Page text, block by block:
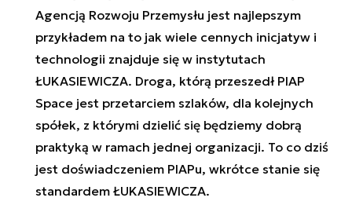
Agencją Rozwoju Przemysłu jest najlepszym
przykładem na to jak wiele cennych inicjatyw i
technologii znajduje się w instytutach
ŁUKASIEWICZA. Droga, którą przeszedł PIAP
Space jest przetarciem szlaków, dla kolejnych
spółek, z którymi dzielić się będziemy dobrą
praktyką w ramach jednej organizacji. To co dziś
jest doświadczeniem PIAPu, wkrótce stanie się
standardem ŁUKASIEWICZA.